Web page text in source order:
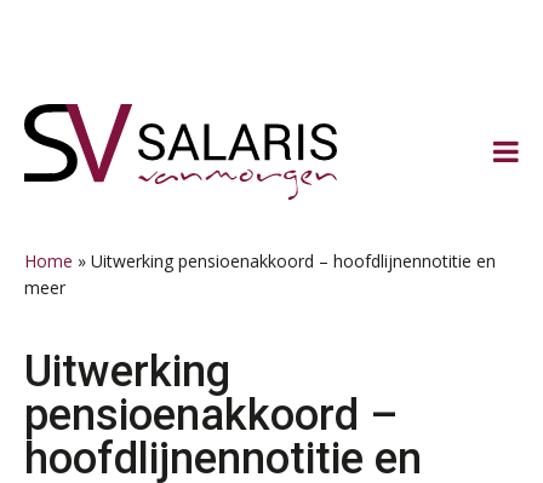
naar
hoofdnavigatie
naar
hoofd
naar
eerste
naar
voettekst
Home » Uitwerking pensioenakkoord – hoofdlijnennotitie en
meer
Uitwerking
pensioenakkoord –
hoofdlijnennotitie en